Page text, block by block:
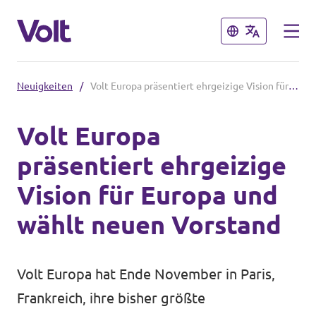
Schließen
Volt Sachsen
Volt Dresden
Volt Chemnitz
Website
Schließen
Programm
Über Volt
Neuigkeiten
Neuigkeiten / Volt Europa präsentiert ehrgeizige Vision für Europa und wählt neuen Vorstand
Volt Europa
präsentiert ehrgeizige
Vision für Europa und
wählt neuen Vorstand
Volt Europa hat Ende November in Paris,
Frankreich, ihre bisher größte